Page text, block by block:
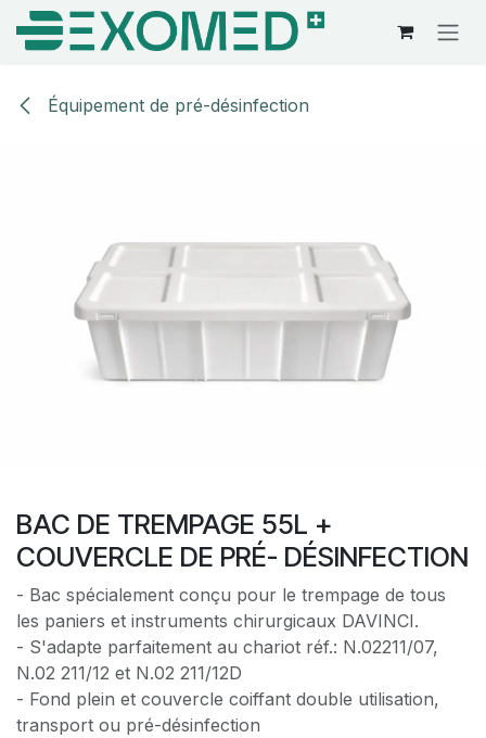
Se rendre au contenu
Équipement de pré-désinfection
BAC DE TREMPAGE 55L +
COUVERCLE DE PRÉ- DÉSINFECTION
- Bac spécialement conçu pour le trempage de tous
les paniers et instruments chirurgicaux DAVINCI.
- S'adapte parfaitement au chariot réf.: N.02211/07,
N.02 211/12 et N.02 211/12D
- Fond plein et couvercle coiffant double utilisation,
transport ou pré-désinfection